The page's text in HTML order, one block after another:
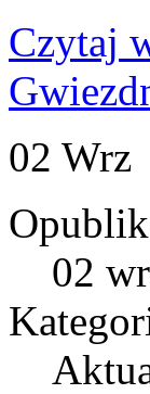
Czytaj
02 Wrz
02